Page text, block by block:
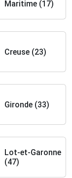
Maritime (17)
Creuse (23)
Gironde (33)
Lot-et-Garonne
(47)